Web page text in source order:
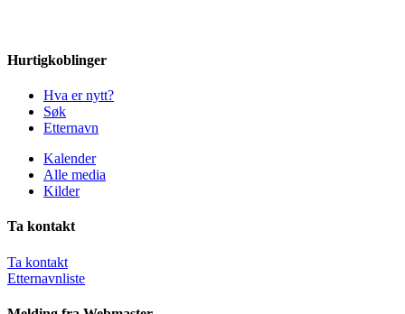
Hurtigkoblinger
Hva er nytt?
Søk
Etternavn
Kalender
Alle media
Kilder
Ta kontakt
Ta kontakt
Etternavnliste